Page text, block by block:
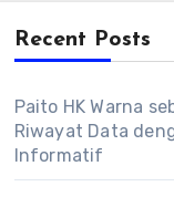
Recent Posts
Paito HK Warna
Riwayat Data
Informatif